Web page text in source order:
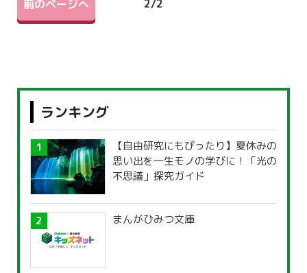
前のページへ 2/2
ランキング
【自由研究にもぴったり】夏休みの
思い出を一生モノの学びに！「光の
不思議」探究ガイド
まんがひみつ文庫